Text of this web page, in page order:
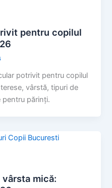
pentru copilul
potrivit pentru copilul
vârstă, tipuri de
pentru părinți.
mică: